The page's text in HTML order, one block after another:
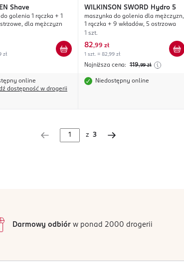
Shave
golenia 1 rączka + 1
dla mężczyzn
zł
online
dostępność w drogerii
WILKINSON SWORD Hydro 5
maszynka do golenia dla mężczyzn,
1 rączka + 9 wkładów, 5 ostrzowa
1 szt.
82,99 zł
1 szt. = 82,99 zł
Najniższa cena: 119,99 zł
Niedostępny online
z 3
Darmowy odbiórw ponad 2000 drogerii